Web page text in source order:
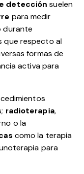
detección suelen
para medir
durante
que respecto al
formas de
activa para
radioterapia,
o la
como la terapia
para